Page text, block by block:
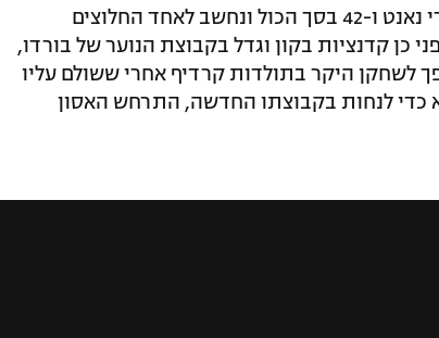
סאלה בן ה-28 במותו, כבש 12 שערי ליגה במדי נאנט ו-42 בסך הכול ונחשב לאחד החלוצים
כן קדנציות בקון וגדל בקבוצת הנוער של בורדו,
היקר בתולדות קרדיף אחרי ששולם עליו
כשהמריא כדי לנחות בקבוצתו החדשה, התרחש האסון